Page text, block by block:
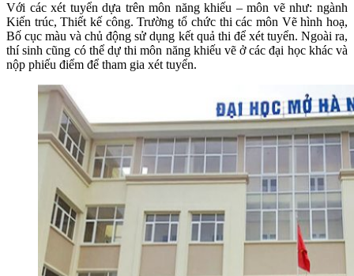
Với các xét tuyển dựa trên môn năng khiếu – môn vẽ như: ngành
Kiến trúc, Thiết kế công. Trường tổ chức thi các môn Vẽ hình hoạ,
Bố cục màu và chủ động sử dụng kết quả thi để xét tuyển. Ngoài ra,
thí sinh cũng có thể dự thi môn năng khiếu vẽ ở các đại học khác và
nộp phiếu điểm để tham gia xét tuyển.